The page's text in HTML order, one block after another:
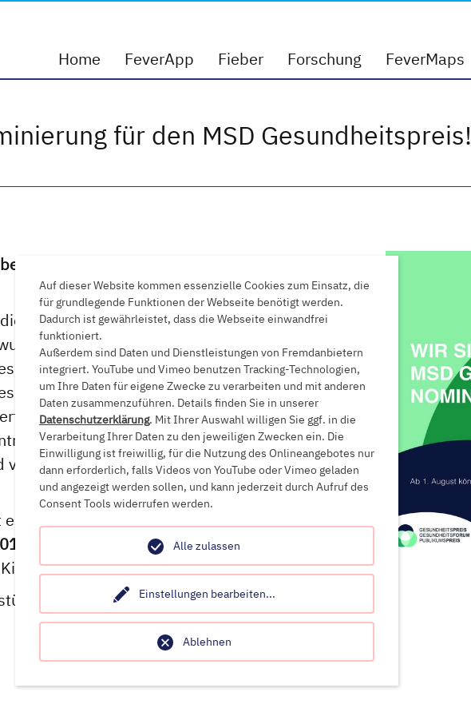
Home
FeverApp Fieber Forschung FeverMaps
für den MSD Gesundheitspreis!
renommierten MSD Gesundheitspreis
FeverApp für den renommierten
Dieser Preis honoriert herausragende
verbessern. Diese
uns, unser Netzwerk zu erweitern und neue
Teil dieser angesehenen Initiative zu sein und
die Versorgung, Vernetzung und
allem einen positiven Umgang mit Fieber zu
zudem noch die Chance den MSD-
01.08
. können Sie für die FeverApp Ihre Stimme
weiterhin bekannt zu machen!
Auf dieser Website kommen essenzielle Cookies zum Einsatz, die
für grundlegende Funktionen der Webseite benötigt werden.
Dadurch ist gewährleistet, dass die Webseite einwandfrei
funktioniert.
Außerdem sind Daten und Dienstleistungen von Fremdanbietern
integriert. YouTube und Vimeo benutzen Tracking-Technologien,
um Ihre Daten für eigene Zwecke zu verarbeiten und mit anderen
Daten zusammenzuführen. Details finden Sie in unserer
Datenschutzerklärung. Mit Ihrer Auswahl willigen Sie ggf. in die
Verarbeitung Ihrer Daten zu den jeweiligen Zwecken ein. Die
Einwilligung ist freiwillig, für die Nutzung des Onlineangebotes nur
dann erforderlich, falls Videos von YouTube oder Vimeo geladen
und angezeigt werden sollen, und kann jederzeit durch Aufruf des
Consent Tools widerrufen werden.
Einstellungen bearbeiten...
Ablehnen
Alle zulassen